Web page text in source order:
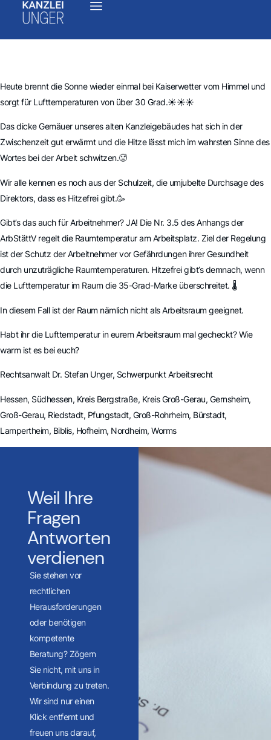
Heute brennt die Sonne wieder einmal bei Kaiserwetter vom Himmel und
sorgt für Lufttemperaturen von über 30 Grad.☀️☀️☀️
Das dicke Gemäuer unseres alten Kanzleigebäudes hat sich in der
Zwischenzeit gut erwärmt und die Hitze lässt mich im wahrsten Sinne des
Wortes bei der Arbeit schwitzen.🥵
Wir alle kennen es noch aus der Schulzeit, die umjubelte Durchsage des
Direktors, dass es Hitzefrei gibt.🥳
Gibt’s das auch für Arbeitnehmer? JA! Die Nr. 3.5 des Anhangs der
ArbStättV regelt die Raumtemperatur am Arbeitsplatz. Ziel der Regelung
ist der Schutz der Arbeitnehmer vor Gefährdungen ihrer Gesundheit
durch unzuträgliche Raumtemperaturen. Hitzefrei gibt’s demnach, wenn
die Lufttemperatur im Raum die 35-Grad-Marke überschreitet. 🌡️
In diesem Fall ist der Raum nämlich nicht als Arbeitsraum geeignet.
Habt ihr die Lufttemperatur in eurem Arbeitsraum mal gecheckt? Wie
warm ist es bei euch?
Rechtsanwalt Dr. Stefan Unger, Schwerpunkt Arbeitsrecht
Hessen, Südhessen, Kreis Bergstraße, Kreis Groß-Gerau, Gernsheim,
Groß-Gerau, Riedstadt, Pfungstadt, Groß-Rohrheim, Bürstadt,
Lampertheim, Biblis, Hofheim, Nordheim, Worms
Weil Ihre
Fragen
Antworten
verdienen
Sie stehen vor
rechtlichen
Herausforderungen
oder benötigen
kompetente
Beratung? Zögern
Sie nicht, mit uns in
Verbindung zu treten.
Wir sind nur einen
Klick entfernt und
freuen uns darauf,